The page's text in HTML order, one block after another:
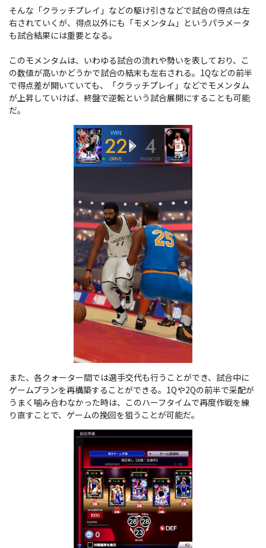
そんな「クラッチプレイ」などの駆け引きなどで試合の得点は左
右されていくが、得点以外にも「モメンタム」というパラメータ
も試合結果には重要となる。
このモメンタムは、いわゆる試合の流れや勢いを表しており、こ
の数値が高いかどうかで試合の結末も左右される。1Qなどの前半
で得点差が開いていても、「クラッチプレイ」などでモメンタム
が上昇していけば、終盤で逆転という試合展開にすることも可能
だ。
また、各クォーター間では選手交代も行うことができ、試合中に
ゲームプランを再構築することができる。1Qや2Qの前半で采配が
うまく噛み合わなかった時は、このハーフタイムで再度作戦を練
り直すことで、ゲームの挽回を狙うことが可能だ。